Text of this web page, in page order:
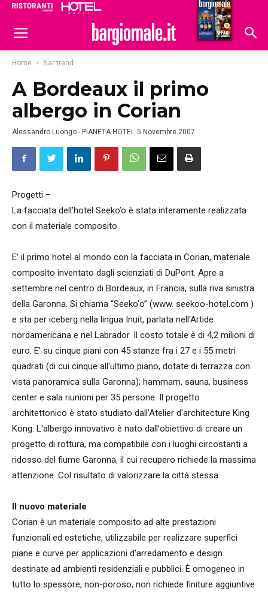
Hoteldomani
Home Bar trend
A Bordeaux il primo
albergo in Corian
Alessandro Luongo - PIANETA HOTEL 5 Novembre 2007
Progetti –
La facciata dell’hotel Seeko’o è stata interamente realizzata
con il materiale composito
E' il primo hotel al mondo con la facciata in Corian, materiale
composito inventato dagli scienziati di DuPont. Apre a
settembre nel centro di Bordeaux, in Francia, sulla riva sinistra
della Garonna. Si chiama “Seeko'o” (www. seekoo-hotel.com )
e sta per iceberg nella lingua Inuit, parlata nell'Artide
nordamericana e nel Labrador. Il costo totale è di 4,2 milioni di
euro. E' su cinque piani con 45 stanze fra i 27 e i 55 metri
quadrati (di cui cinque all'ultimo piano, dotate di terrazza con
vista panoramica sulla Garonna); hammam, sauna, business
center e sala riunioni per 35 persone. Il progetto
architettonico è stato studiato dall'Atelier d'architecture King
Kong. L'albergo innovativo è nato dall'obiettivo di creare un
progetto di rottura, ma compatibile con i luoghi circostanti a
ridosso del fiume Garonna, il cui recupero richiede la massima
attenzione. Col risultato di valorizzare la città stessa.
Il nuovo materiale
Corian è un materiale composito ad alte prestazioni
funzionali ed estetiche, utilizzabile per realizzare superfici
piane e curve per applicazioni d'arredamento e design
destinate ad ambienti residenziali e pubblici. È omogeneo in
tutto lo spessore, non-poroso; non richiede finiture aggiuntive